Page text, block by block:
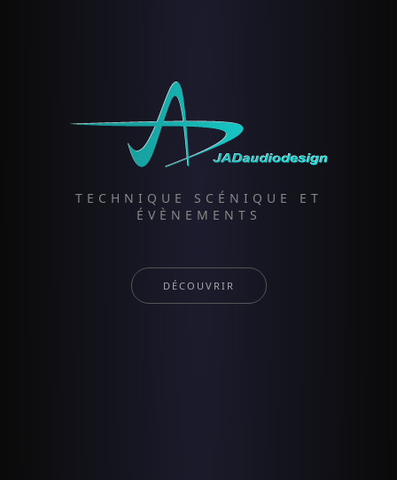
TECHNIQUE SCÉNIQUE ET
ÉVÈNEMENTS
DÉCOUVRIR